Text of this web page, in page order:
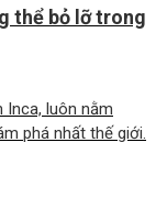
thể bỏ lỡ trong
Inca, luôn nằm
phá nhất thế giới.